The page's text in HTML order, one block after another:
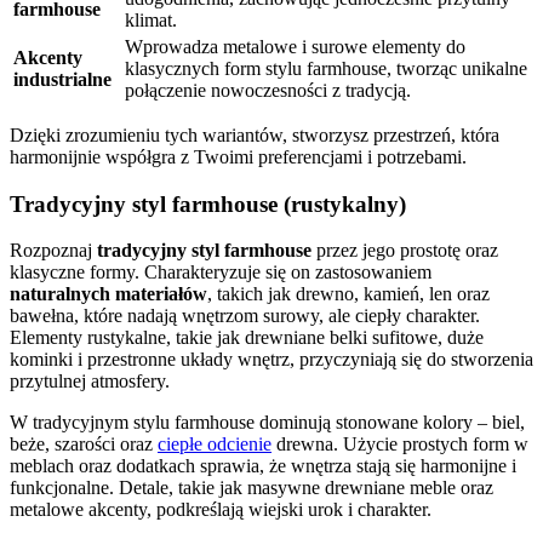
farmhouse
klimat.
Akcenty
industrialne
Wprowadza metalowe i surowe elementy do
klasycznych form stylu farmhouse, tworząc unikalne
połączenie nowoczesności z tradycją.
Dzięki zrozumieniu tych wariantów, stworzysz przestrzeń, która
harmonijnie współgra z Twoimi preferencjami i potrzebami.
Tradycyjny styl farmhouse (rustykalny)
Rozpoznaj tradycyjny styl farmhouse przez jego prostotę oraz
klasyczne formy. Charakteryzuje się on zastosowaniem
naturalnych materiałów, takich jak drewno, kamień, len oraz
bawełna, które nadają wnętrzom surowy, ale ciepły charakter.
Elementy rustykalne, takie jak drewniane belki sufitowe, duże
kominki i przestronne układy wnętrz, przyczyniają się do stworzenia
przytulnej atmosfery.
W tradycyjnym stylu farmhouse dominują stonowane kolory – biel,
beże, szarości oraz ciepłe odcienie drewna. Użycie prostych form w
meblach oraz dodatkach sprawia, że wnętrza stają się harmonijne i
funkcjonalne. Detale, takie jak masywne drewniane meble oraz
metalowe akcenty, podkreślają wiejski urok i charakter.